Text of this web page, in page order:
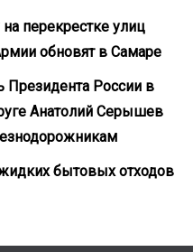
перекрестке улиц
обновят в Самаре
Президента России в
Анатолий Серышев
бытовых отходов